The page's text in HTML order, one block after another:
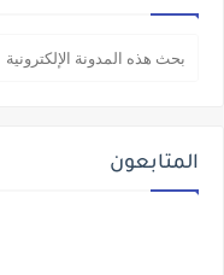
المتابعون